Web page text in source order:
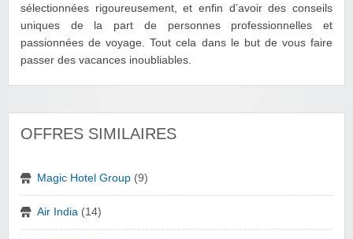
sélectionnées rigoureusement, et enfin d’avoir des conseils
uniques de la part de personnes professionnelles et
passionnées de voyage. Tout cela dans le but de vous faire
passer des vacances inoubliables.
OFFRES SIMILAIRES
Magic Hotel Group (9)
Air India (14)